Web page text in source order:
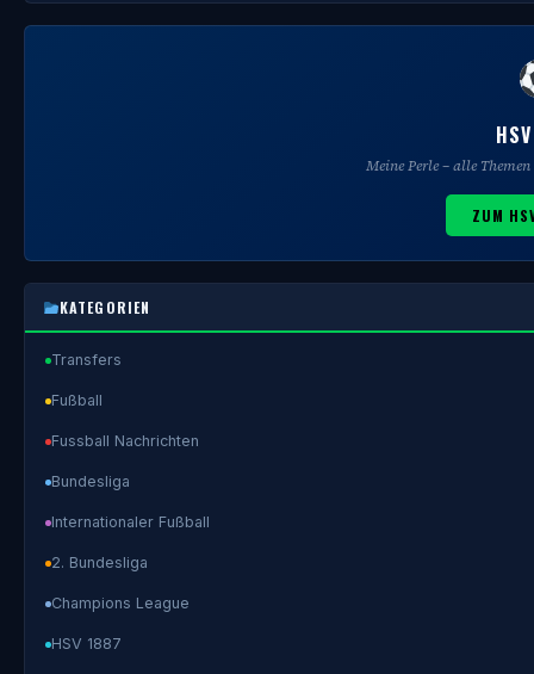
Meine Perle – alle
ZUM
KATEGORIEN
Transfers
Fußball
Fussball Nachrichten
Bundesliga
Internationaler Fußball
2. Bundesliga
Champions League
HSV 1887